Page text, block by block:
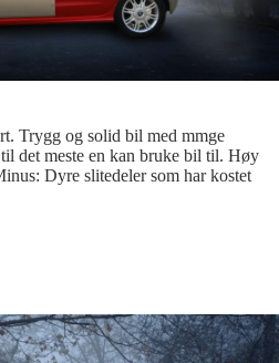
Trygg og solid bil med mmge
det meste en kan bruke bil til. Høy
Dyre slitedeler som har kostet